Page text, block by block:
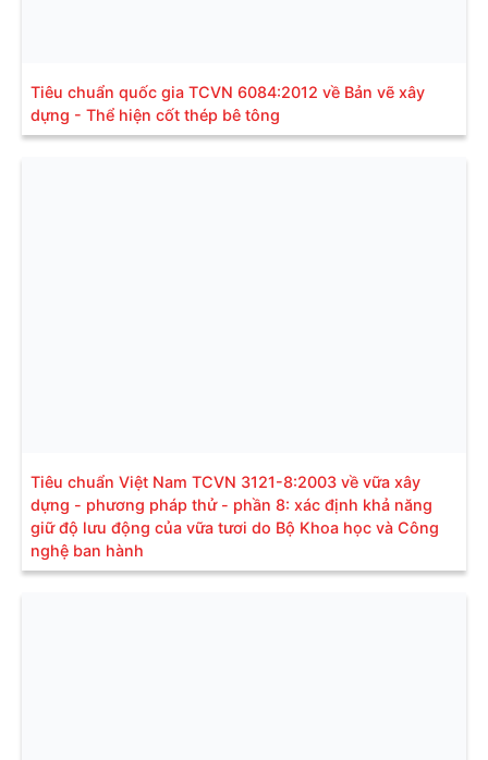
Tiêu chuẩn quốc gia TCVN 6084:2012 về Bản vẽ xây
dựng - Thể hiện cốt thép bê tông
Tiêu chuẩn Việt Nam TCVN 3121-8:2003 về vữa xây
dựng - phương pháp thử - phần 8: xác định khả năng
giữ độ lưu động của vữa tươi do Bộ Khoa học và Công
nghệ ban hành